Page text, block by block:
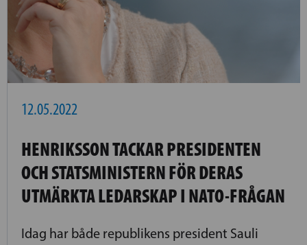
12.05.2022
HENRIKSSON TACKAR PRESIDENTEN
OCH STATSMINISTERN FÖR DERAS
UTMÄRKTA LEDARSKAP I NATO-FRÅGAN
Idag har både republikens president Sauli